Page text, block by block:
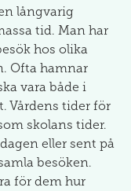
långvarig
tid. Man har
hos olika
Ofta hamnar
vara både i
Vårdens tider för
skolans tider.
eller sent på
besöken.
för dem hur